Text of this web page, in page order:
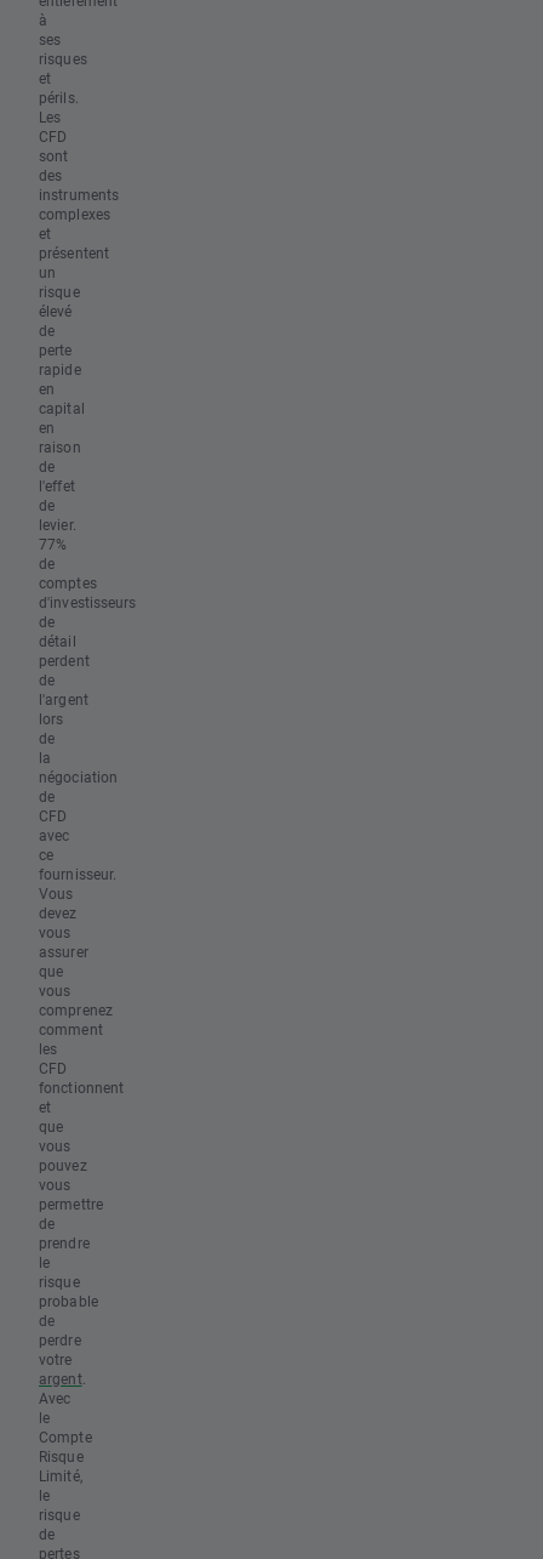
à
ses
risques
et
périls.
Les
CFD
sont
des
instruments
complexes
et
présentent
un
risque
élevé
de
perte
rapide
en
capital
en
raison
de
l'effet
de
levier.
77%
de
comptes
d'investisseurs
de
détail
perdent
de
l'argent
lors
de
la
négociation
de
CFD
avec
ce
fournisseur.
Vous
devez
vous
assurer
que
vous
comprenez
comment
les
CFD
fonctionnent
et
que
vous
pouvez
vous
permettre
de
prendre
le
risque
probable
de
perdre
votre
argent.
Avec
le
Compte
Risque
Limité,
le
risque
de
pertes